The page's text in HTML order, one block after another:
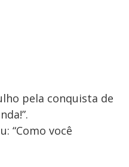
pela conquista de
“Como você